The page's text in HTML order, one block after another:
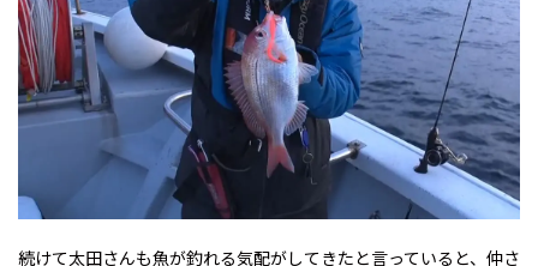
続けて太田さんも魚が釣れる気配がしてきたと言っていると、仲さ